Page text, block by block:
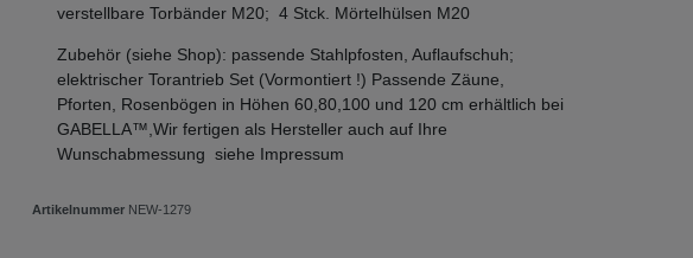
verstellbare Torbänder M20; 4 Stck. Mörtelhülsen M20
Zubehör (siehe Shop): passende Stahlpfosten, Auflaufschuh;
elektrischer Torantrieb Set (Vormontiert !) Passende Zäune,
Pforten, Rosenbögen in Höhen 60,80,100 und 120 cm erhältlich bei
GABELLA™,Wir fertigen als Hersteller auch auf Ihre
Wunschabmessung siehe Impressum
Artikelnummer NEW-1279